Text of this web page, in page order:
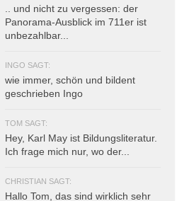
.. und nicht zu vergessen: der
Panorama-Ausblick im 711er ist
unbezahlbar...
INGO SAGT:
wie immer, schön und bildent
geschrieben Ingo
TOM SAGT:
Hey, Karl May ist Bildungsliteratur.
Ich frage mich nur, wo der...
CHRISTIAN SAGT:
Hallo Tom, das sind wirklich sehr